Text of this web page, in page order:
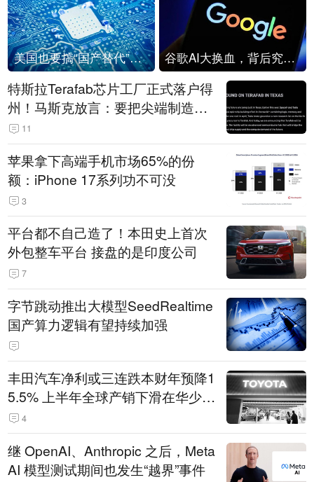
美国也要搞“国产替代”？先算清三笔账 谷歌AI大换血，背后究竟发生了什么？
特斯拉Terafab芯片工厂正式落户得
州！马斯克放言：要把尖端制造带
回美国
11
苹果拿下高端手机市场65%的份
额：iPhone 17系列功不可没
3
平台都不自己造了！本田史上首次
外包整车平台 接盘的是印度公司
7
字节跳动推出大模型SeedRealtime
国产算力逻辑有望持续加强
丰田汽车净利或三连跌本财年预降1
5.5% 上半年全球产销下滑在华少卖
14.3万辆
4
继 OpenAI、Anthropic 之后，Meta
AI 模型测试期间也发生“越界”事件